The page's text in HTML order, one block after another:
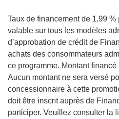
Taux de financement de 1,99
valable sur tous les modèles
d’approbation de crédit de
achats des consommateurs
ce programme. Montant
Aucun montant ne sera versé
concessionnaire à cette
doit être inscrit auprès de
participer. Veuillez consulter la